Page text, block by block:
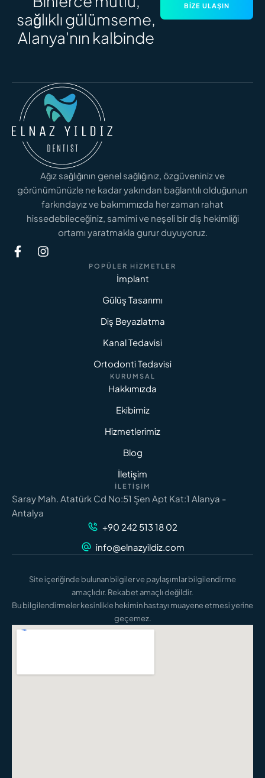
sağlıklı gülümseme,
Alanya'nın kalbinde
BIZE ULAŞIN
Ağız sağlığının genel sağlığınız, özgüveniniz ve
görünümünüzle ne kadar yakından bağlantılı olduğunun
farkındayız ve bakımımızda her zaman rahat
hissedebileceğiniz, samimi ve neşeli bir diş hekimliği
ortamı yaratmakla gurur duyuyoruz.
POPÜLER HIZMETLER
İmplant
Gülüş Tasarımı
Diş Beyazlatma
Kanal Tedavisi
Ortodonti Tedavisi
KURUMSAL
Hakkımızda
Ekibimiz
Hizmetlerimiz
Blog
İletişim
İLETIŞIM
Saray Mah. Atatürk Cd No:51 Şen Apt Kat:1 Alanya -
Antalya
+90 242 513 18 02
info@elnazyildiz.com
Site içeriğinde bulunan bilgiler ve paylaşımlar bilgilendirme
amaçlıdır. Rekabet amaçlı değildir.
Bu bilgilendirmeler kesinlikle hekimin hastayı muayene etmesi yerine
geçemez.